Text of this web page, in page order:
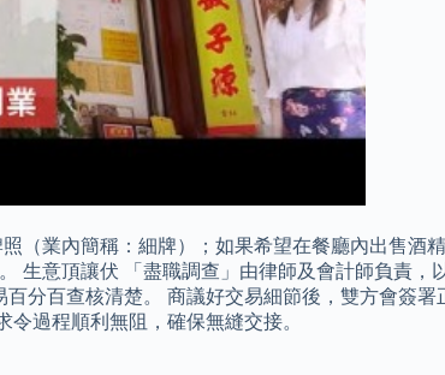
業內簡稱：細牌）；如果希望在餐廳內出售酒
生意頂讓伏 「盡職調查」由律師及會計師負責，
分百查核清楚。 商議好交易細節後，雙方會簽署
令過程順利無阻，確保無縫交接。